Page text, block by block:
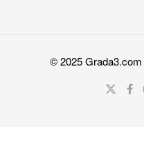
© 2025Grada3.com